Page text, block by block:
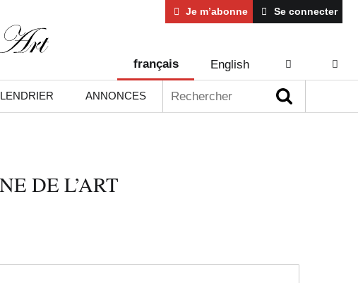
Je m’abonne Se connecter
ANNONCES
français English AIDE
DE L’ART